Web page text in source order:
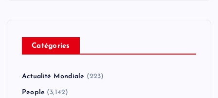
Catégories
Actualité Mondiale (223)
People (3,142)